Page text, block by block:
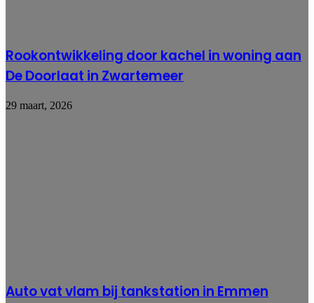
Rookontwikkeling door kachel in woning aan
De Doorlaat in Zwartemeer
29 maart, 2026
Auto vat vlam bij tankstation in Emmen